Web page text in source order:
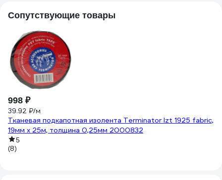
Сопутствующие товары
998 ₽
39.92 ₽/м
Тканевая подкапотная изолента Terminator Izt 1925 fabric,
19мм х 25м, толщина 0,25мм 2000832
5
(8)